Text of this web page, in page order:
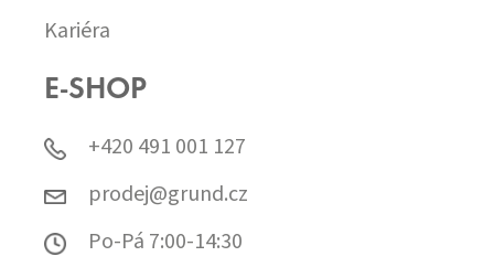
Kariéra
E-SHOP
+420 491 001 127
prodej@grund.cz
Po-Pá 7:00-14:30